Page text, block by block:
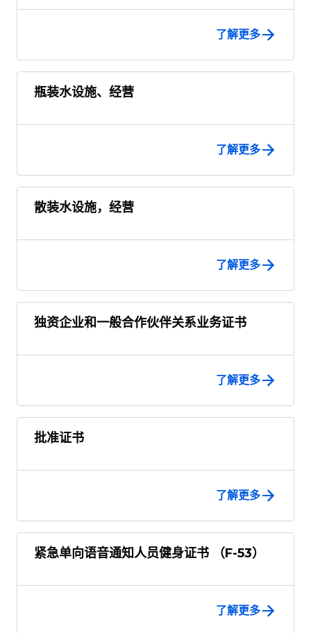
了解更多
瓶装水设施、经营
了解更多
散装水设施，经营
了解更多
独资企业和一般合作伙伴关系业务证书
了解更多
批准证书
了解更多
紧急单向语音通知人员健身证书 （F-53）
了解更多